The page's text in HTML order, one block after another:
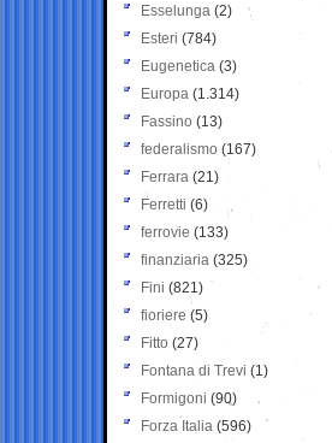
Esselunga (2)
Esteri (784)
Eugenetica (3)
Europa (1.314)
Fassino (13)
federalismo (167)
Ferrara (21)
Ferretti (6)
ferrovie (133)
finanziaria (325)
Fini (821)
fioriere (5)
Fitto (27)
Fontana di Trevi (1)
Formigoni (90)
Forza Italia (596)